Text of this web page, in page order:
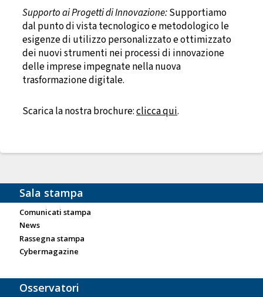
Supporto ai Progetti di Innovazione:Supportiamo
dal punto di vista tecnologico e metodologico le
esigenze di utilizzo personalizzato e ottimizzato
dei nuovi strumenti nei processi di innovazione
delle imprese impegnate nella nuova
trasformazione digitale.
Scarica la nostra brochure:clicca qui.
Sala stampa
Comunicati stampa
News
Rassegna stampa
Cybermagazine
Osservatori